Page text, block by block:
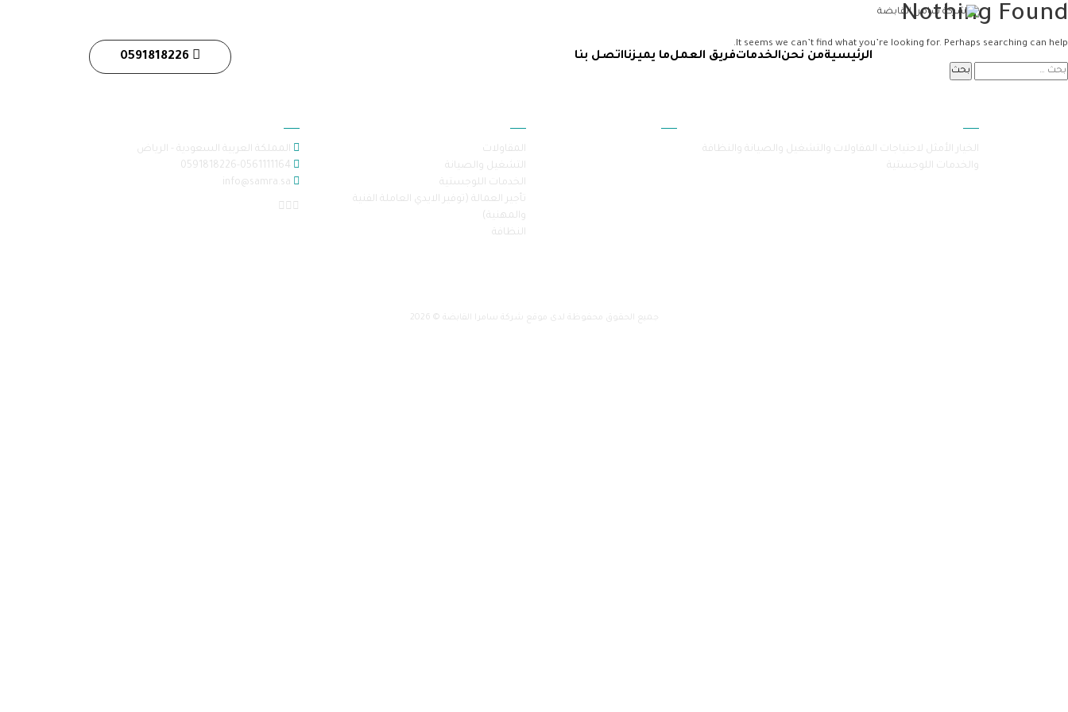
الرئيسيةمن نحنالخدماتفريق العملما يميزنااتصل بنا 0591818226
Nothing Found
It seems we can’t find what you’re looking for. Perhaps searching can help.
الخيار الأمثل لاحتياجات المقاولات والتشغيل والصيانة والنظافة
والخدمات اللوجستية
المقاولات
التشغيل والصيانة
الخدمات اللوجستية
تأجير العمالة (توفير الايدي العاملة الفنية
والمهنية)
النظافة
المملكة العربية السعودية - الرياض
info@samra.sa
جميع الحقوق محفوظة لدى موقع شركة سامرا القابضة © 2026